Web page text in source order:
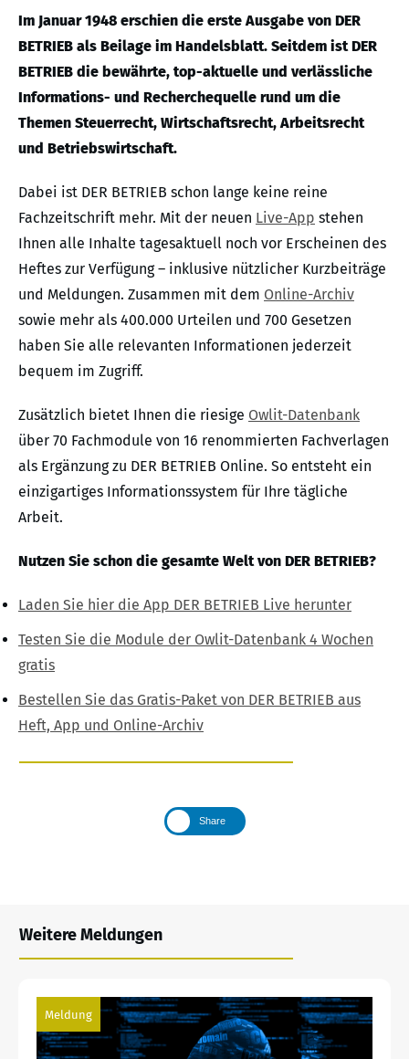
Im Januar 1948 erschien die erste Ausgabe von DER
BETRIEB als Beilage im Handelsblatt. Seitdem ist DER
BETRIEB die bewährte, top-aktuelle und verlässliche
Informations- und Recherchequelle rund um die
Themen Steuerrecht, Wirtschaftsrecht, Arbeitsrecht
und Betriebswirtschaft.
Dabei ist DER BETRIEB schon lange keine reine
Fachzeitschrift mehr. Mit der neuen Live-App stehen
Ihnen alle Inhalte tagesaktuell noch vor Erscheinen des
Heftes zur Verfügung – inklusive nützlicher Kurzbeiträge
und Meldungen. Zusammen mit dem Online-Archiv
sowie mehr als 400.000 Urteilen und 700 Gesetzen
haben Sie alle relevanten Informationen jederzeit
bequem im Zugriff.
Zusätzlich bietet Ihnen die riesige Owlit-Datenbank
über 70 Fachmodule von 16 renommierten Fachverlagen
als Ergänzung zu DER BETRIEB Online. So entsteht ein
einzigartiges Informationssystem für Ihre tägliche
Arbeit.
Nutzen Sie schon die gesamte Welt von DER BETRIEB?
Laden Sie hier die App DER BETRIEB Live herunter
Testen Sie die Module der Owlit-Datenbank 4 Wochen
gratis
Bestellen Sie das Gratis-Paket von DER BETRIEB aus
Heft, App und Online-Archiv
Share
Weitere Meldungen
Meldung